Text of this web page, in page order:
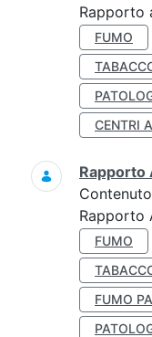
Rapporto
FUMO
CENTRI
Rapporto
Rapporto
FUMO
FUMO